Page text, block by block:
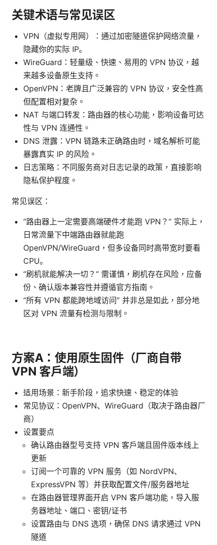
关键术语与常见误区
VPN（虚拟专用网）：通过加密隧道保护网络流量，
隐藏你的实际 IP。
WireGuard：轻量级、快速、易用的 VPN 协议，越
来越多设备原生支持。
OpenVPN：老牌且广泛兼容的 VPN 协议，安全性高
但配置相对复杂。
NAT 与端口转发：路由器的核心功能，影响设备可达
性与 VPN 连通性。
DNS 泄露：VPN 链路未正确路由时，域名解析可能
暴露真实 IP 的风险。
日志策略：不同服务商对日志记录的政策，直接影响
隐私保护程度。
常见误区：
“路由器上一定需要高端硬件才能跑 VPN？” 实际上，
日常流量下中端路由器就能跑
OpenVPN/WireGuard，但多设备同时高带宽时要看
CPU。
“刷机就能解决一切？” 需谨慎，刷机存在风险，应备
份、确认版本兼容性并遵循官方指南。
“所有 VPN 都能跨地域访问” 并非总是如此，部分地
区对 VPN 流量有检测与限制。
方案A：使用原生固件（厂商自带
VPN 客户端）
适用场景：新手阶段，追求快速、稳定的体验
常见协议：OpenVPN、WireGuard（取决于路由器厂
商）
设置要点
确认路由器型号支持 VPN 客户端且固件版本线上
更新
订阅一个可靠的 VPN 服务（如 NordVPN、
ExpressVPN 等）并获取配置文件/服务器地址
在路由器管理界面开启 VPN 客户端功能，导入服
务器地址、端口、密钥/证书
设置路由与 DNS 选项，确保 DNS 请求通过 VPN
隧道